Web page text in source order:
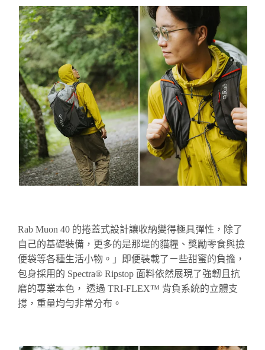
Rab Muon 40 的捲蓋式設計讓收納變得極具彈性，除了
自己的基礎裝備，更多的是那堤的貓糧、獎勵零食與撿
便袋等各種生活小物。」即便裝載了ㄧ些甜蜜的負擔，
包身採用的 Spectra® Ripstop 面料依然展現了強韌且抗
磨的專業本色， 透過 TRI-FLEX™ 背負系統的立體支
撐，重量均勻非常分布。